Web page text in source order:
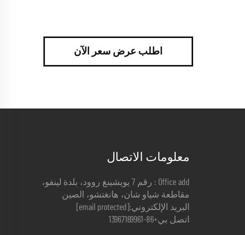
اطلب عرض سعر الآن
معلومات الاتصال
Office add : رقم 7 يويشينغ روود، بلدة لينفو،
مقاطعة شياو شان، هانغتشو، الصين
البريد الإلكتروني:
اتصل بي+86-13967169961